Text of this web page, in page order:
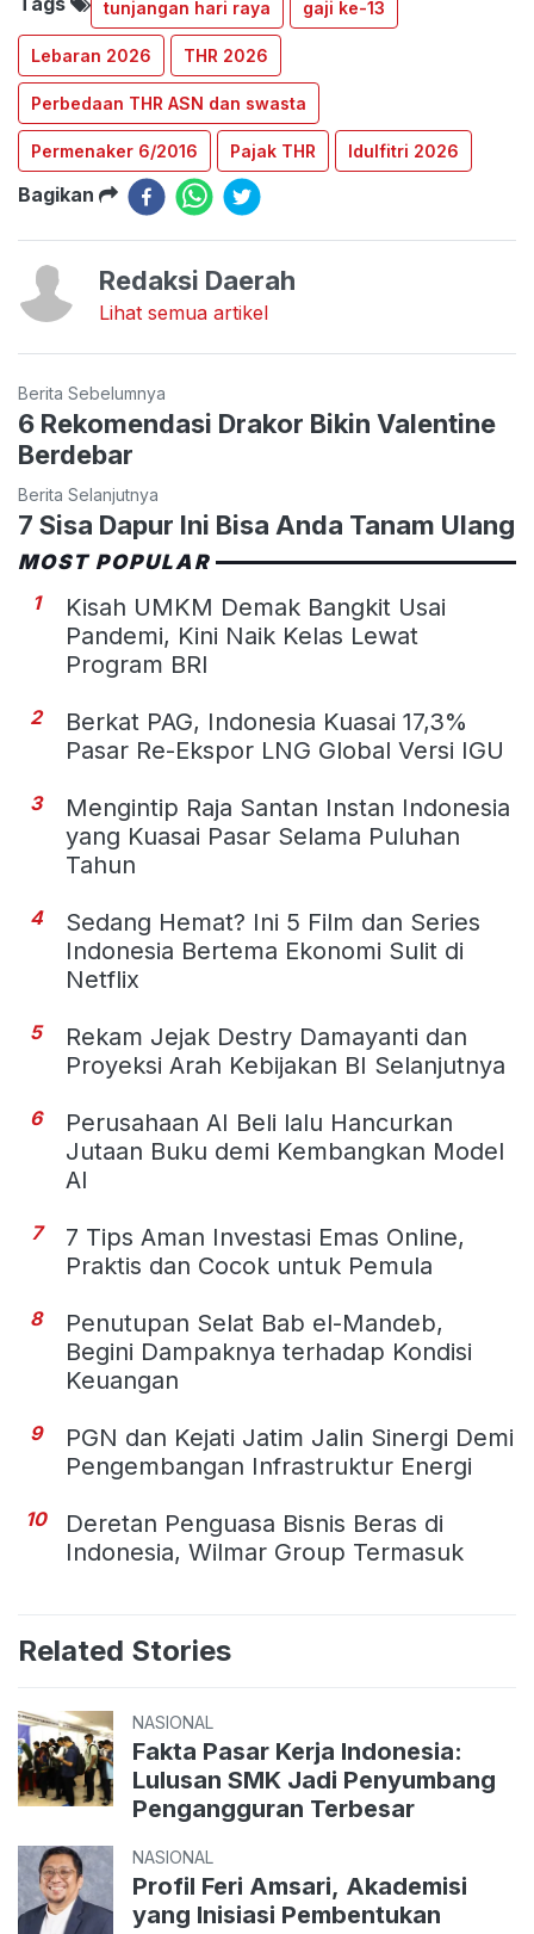
tunjangan hari raya gaji ke-13
Lebaran 2026 THR 2026
Perbedaan THR ASN dan swasta
Permenaker 6/2016 Pajak THR Idulfitri 2026
Bagikan
Redaksi Daerah
Lihat semua artikel
Berita Sebelumnya
6 Rekomendasi Drakor Bikin Valentine
Berdebar
Berita Selanjutnya
7 Sisa Dapur Ini Bisa Anda Tanam Ulang
MOST POPULAR
1
Kisah UMKM Demak Bangkit Usai
Pandemi, Kini Naik Kelas Lewat
Program BRI
2
Berkat PAG, Indonesia Kuasai 17,3%
Pasar Re-Ekspor LNG Global Versi IGU
3
Mengintip Raja Santan Instan Indonesia
yang Kuasai Pasar Selama Puluhan
Tahun
4
Sedang Hemat? Ini 5 Film dan Series
Indonesia Bertema Ekonomi Sulit di
Netflix
5
Rekam Jejak Destry Damayanti dan
Proyeksi Arah Kebijakan BI Selanjutnya
6
Perusahaan AI Beli lalu Hancurkan
Jutaan Buku demi Kembangkan Model
AI
7
7 Tips Aman Investasi Emas Online,
Praktis dan Cocok untuk Pemula
8
Penutupan Selat Bab el-Mandeb,
Begini Dampaknya terhadap Kondisi
Keuangan
9
PGN dan Kejati Jatim Jalin Sinergi Demi
Pengembangan Infrastruktur Energi
10
Deretan Penguasa Bisnis Beras di
Indonesia, Wilmar Group Termasuk
Related Stories
NASIONAL
Fakta Pasar Kerja Indonesia:
Lulusan SMK Jadi Penyumbang
Pengangguran Terbesar
NASIONAL
Profil Feri Amsari, Akademisi
yang Inisiasi Pembentukan